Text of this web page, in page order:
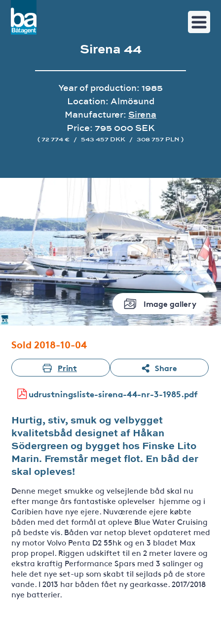
Image gallery
Sirena 44
Year of production: 1985
Location: Almösund
Manufacturer: Sirena
Price: 795 000 SEK
( 72 774 € / 543 457 DKK / 308 757 PLN )
Sold 2018-10-04
Print Share
udrustningsliste-sirena-44-nr-3-1985.pdf
Hurtig, stiv, smuk og velbygget
kvalitetsbåd designet af Håkan
Södergreen og bygget hos Finske Lito
Marin. Fremstår meget flot. En båd der
skal opleves!
Denne meget smukke og velsejlende båd skal nu
efter mange års fantastiske oplevelser hjemme og i
Caribien have nye ejere. Nuværende ejere købte
båden med det formål at opleve Blue Water Cruising
på bedste vis. Båden var netop blevet opdateret med
ny motor Volvo Penta D2 55hk og en 3 bladet Max
prop propel. Riggen udskiftet til en 2 meter lavere og
ekstra kraftig Performance Spars med 3 salinger og
hele det nye set-up som skabt til sejlads på de store
vande. I 2013 har båden fået ny gearkasse. 2017/2018
nye batterier.